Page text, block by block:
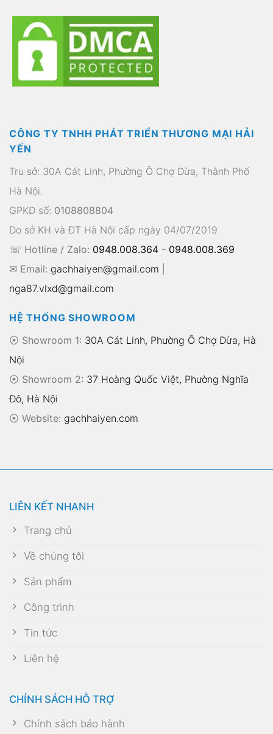
CÔNG TY TNHH PHÁT TRIỂN THƯƠNG MẠI HẢI
YẾN
Trụ sở: 30A Cát Linh, Phường Ô Chợ Dừa, Thành Phố
Hà Nội.
GPKD số: 0108808804
Do sở KH và ĐT Hà Nội cấp ngày 04/07/2019
☏ Hotline / Zalo: 0948.008.364 - 0948.008.369
✉ Email: gachhaiyen@gmail.com
nga87.vlxd@gmail.com
HỆ THỐNG SHOWROOM
⦿ Showroom 1: 30A Cát Linh, Phường Ô Chợ Dừa, Hà
Nội
⦿ Showroom 2: 37 Hoàng Quốc Việt, Phường Nghĩa
Đô, Hà Nội
⦿ Website: gachhaiyen.com
LIÊN KẾT NHANH
Trang chủ
Về chúng tôi
Sản phẩm
Công trình
Tin tức
Liên hệ
CHÍNH SÁCH HỖ TRỢ
Chính sách bảo hành